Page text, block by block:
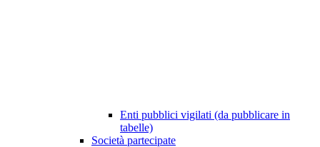
Enti pubblici vigilati (da pubblicare in
tabelle)
Società partecipate